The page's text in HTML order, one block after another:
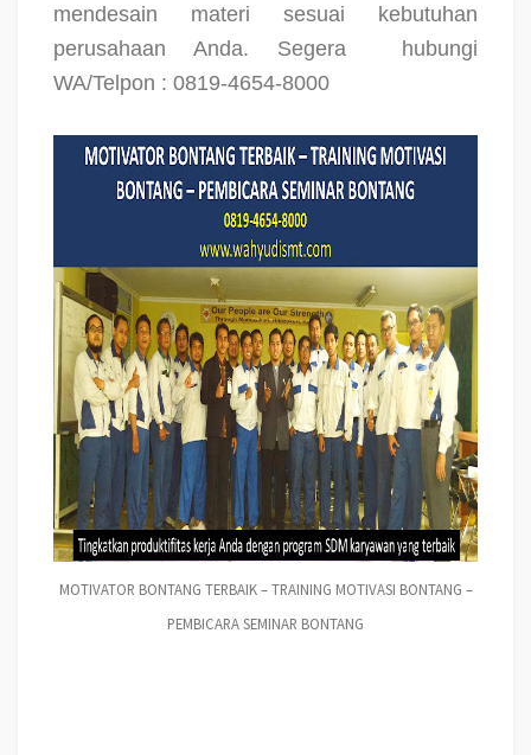
mendesain materi sesuai kebutuhan
perusahaan Anda. Segera
hubungi
WA/Telpon : 0819-4654-8000
MOTIVATOR BONTANG TERBAIK – TRAINING MOTIVASI BONTANG –
PEMBICARA SEMINAR BONTANG